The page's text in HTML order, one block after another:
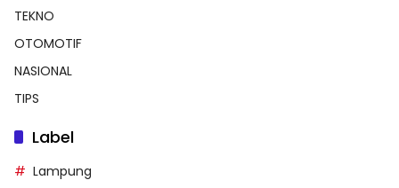
TEKNO
OTOMOTIF
NASIONAL
TIPS
Label
Lampung